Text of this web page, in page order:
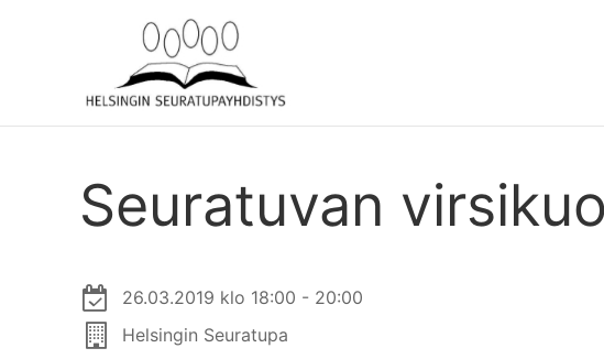
Seuratuvan
26.03.2019 klo 18:00 - 20:00
Helsingin Seuratupa